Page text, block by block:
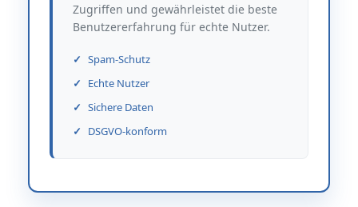
Zugriffen und gewährleistet die beste
Benutzererfahrung für echte Nutzer.
Spam-Schutz
Echte Nutzer
Sichere Daten
DSGVO-konform